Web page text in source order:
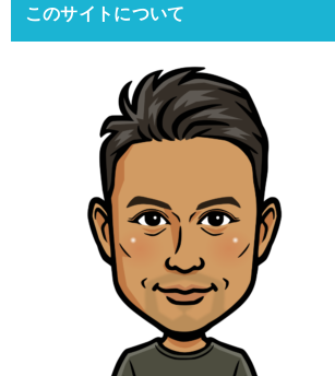
このサイトについて